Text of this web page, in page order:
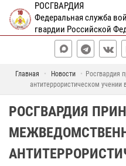
РОСГВАРДИЯ
Федеральная служба
гвардии Российской
Главная Новости
Росгвардия
антитеррористическом учении
РОСГВАРДИЯ